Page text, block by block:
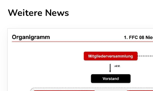
Weitere News